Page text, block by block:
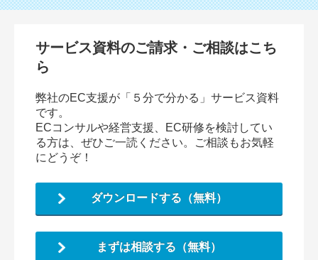
サービス資料のご請求・ご相談はこち
ら
弊社のEC支援が「５分で分かる」サービス資料
です。
ECコンサルや経営支援、EC研修を検討してい
る方は、ぜひご一読ください。ご相談もお気軽
にどうぞ！
ダウンロードする（無料）
まずは相談する（無料）